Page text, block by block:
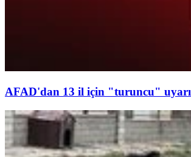
AFAD'dan 13 il için "turuncu" uyarı